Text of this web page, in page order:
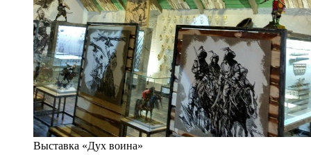
Выставка «Дух воина»